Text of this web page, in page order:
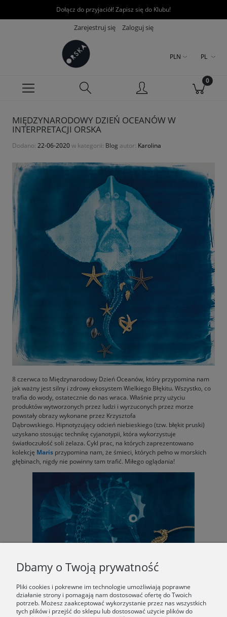
Dołącz do przyjaciół! Zapisz się do Klubu!
Zarejestruj się Zaloguj się
PLN PL
MIĘDZYNARODOWY DZIEŃ OCEANÓW W
INTERPRETACJI ORSKA
Dodano: 22-06-2020w kategorii: Blog autor: Karolina
8 czerwca to Międzynarodowy Dzień Oceanów, który przypomina nam
jak ważny jest silny i zdrowy ekosystem Wielkiego Błękitu. Wszystko, co
trafia do wody, ostatecznie do nas wraca. Właśnie przy użyciu
produktów wytworzonych przez ludzi i wyrzuconych przez morze
powstały obrazy wykonane przez Krzysztofa
Dąbrowskiego. Hipnotyzujący odcień niebieskiego (tzw. błękit pruski)
uzyskano stosując technikę cyjanotypii, która wykorzystuje
światłoczułość soli żelaza. Cykl prac, na których zaprezentowano
kolekcję Maris przypomina nam, że śmieci, których pełno w morskich
głębinach, nigdy nie powinny tam trafić. Miłego oglądania!
Dbamy o Twoją prywatność
Pliki cookies i pokrewne im technologie umożliwiają poprawne
działanie strony i pomagają nam dostosować ofertę do Twoich
potrzeb. Możesz zaakceptować wykorzystanie przez nas wszystkich
tych plików i przejść do sklepu lub dostosować użycie plików do